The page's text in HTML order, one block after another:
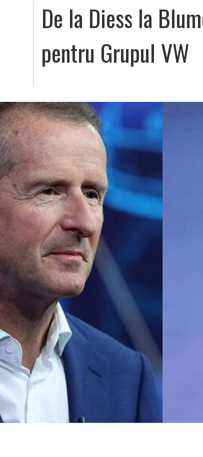
De la Diess la
pentru Grupul VW